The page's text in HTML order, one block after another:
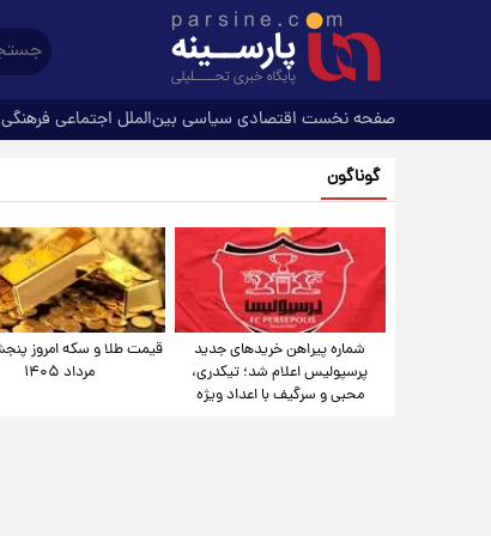
صفحه نخست اقتصادی سیاسی بین‌الملل اجتماعی فرهنگی
گوناگون
شماره پیراهن خریدهای جدید
پرسپولیس اعلام شد؛ تیکدری،
محبی و سرگیف با اعداد ویژه
مرداد ۱۴۰۵